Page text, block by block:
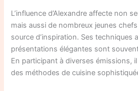
L’influence d’Alexandre affecte non
mais aussi de nombreux jeunes
source d’inspiration. Ses techniques
présentations élégantes sont
En participant à diverses émissions,
des méthodes de cuisine